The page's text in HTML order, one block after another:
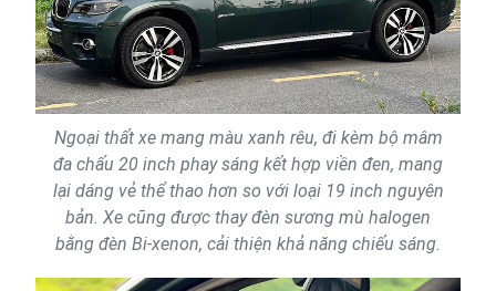
Ngoại thất xe mang màu xanh rêu, đi kèm bộ mâm
đa chấu 20 inch phay sáng kết hợp viền đen, mang
lại dáng vẻ thể thao hơn so với loại 19 inch nguyên
bản. Xe cũng được thay đèn sương mù halogen
bằng đèn Bi-xenon, cải thiện khả năng chiếu sáng.